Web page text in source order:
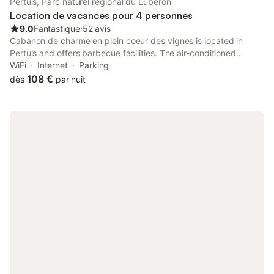
Location de vacances pour 4 personnes
9.0Fantastique⋅52 avis
Cabanon de charme en plein coeur des vignes is located in
Pertuis and offers barbecue facilities. The air-conditioned
accommodation is 34 km from ITER / Cadarache, and guests
can benefit from on-site private parking and complimentary
WiFi Internet
Parking
dès 108 € par nuit